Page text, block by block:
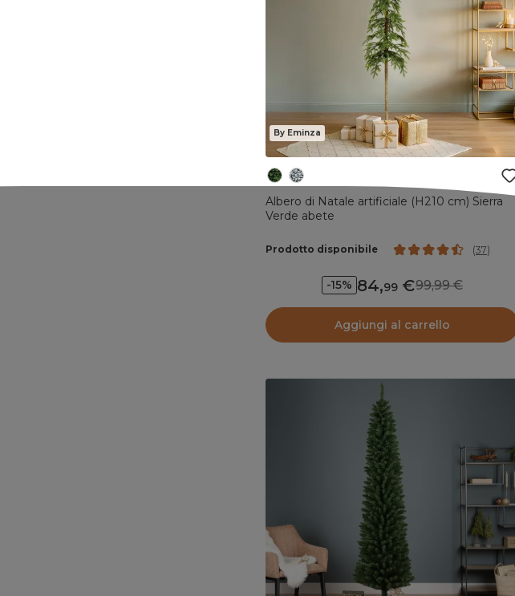
By Eminza
Albero di Natale artificiale (H210 cm) Sierra
Verde abete
Prodotto disponibile (37)
-15% 84,99 99,99
Aggiungi al carrello